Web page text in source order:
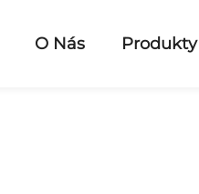
O Nás Produkty